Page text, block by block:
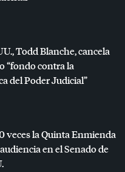
Todd Blanche, cancela
“fondo contra la
del Poder Judicial”
veces la Quinta Enmienda
en el Senado de